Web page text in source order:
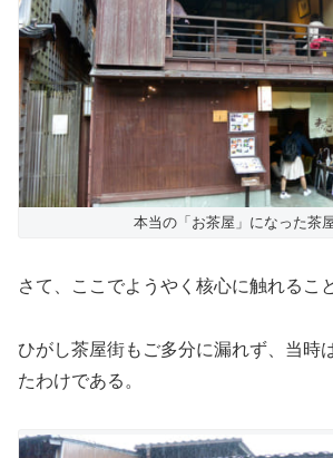
本当の「お茶屋」になった茶
さて、ここでようやく核心に触れるこ
ひがし茶屋街もご多分に漏れず、当時
たわけである。